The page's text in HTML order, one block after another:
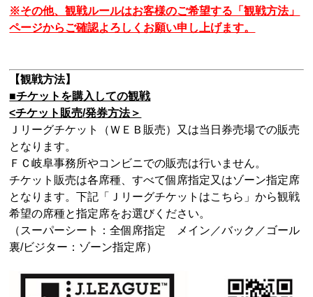
※その他、観戦ルールはお客様のご希望する「観戦方法」
ページからご確認よろしくお願い申し上げます。
【観戦方法】
■チケットを購入しての観戦
<チケット販売/発券方法＞
Ｊリーグチケット（ＷＥＢ販売）又は当日券売場での販売
となります。
ＦＣ岐阜事務所やコンビニでの販売は行いません。
チケット販売は各席種、すべて個席指定又はゾーン指定席
となります。下記「Ｊリーグチケットはこちら」から観戦
希望の席種と指定席をお選びください。
（スーパーシート：全個席指定 メイン／バック／ゴール
裏/ビジター：ゾーン指定席）